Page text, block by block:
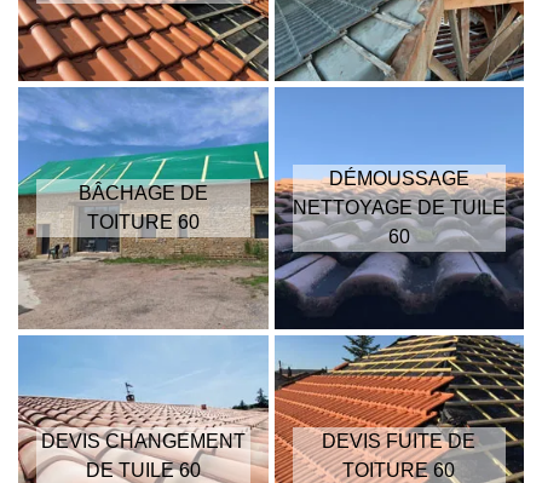
BÂCHAGE DE
TOITURE 60
DÉMOUSSAGE
NETTOYAGE DE TUILE
60
DEVIS CHANGEMENT
DE TUILE 60
DEVIS FUITE DE
TOITURE 60